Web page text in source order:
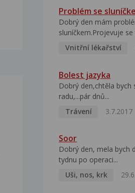
Problém se
Dobrý den mám
sluníčkem.Projevuje se
Vnitřní lékařství
Bolest jazyka
Dobrý den,chtěla bych
radu,...pár dnů...
Trávení
3.7.2017
Soor
Dobrý den, mela bych
tydnu po operaci...
Uši, nos, krk